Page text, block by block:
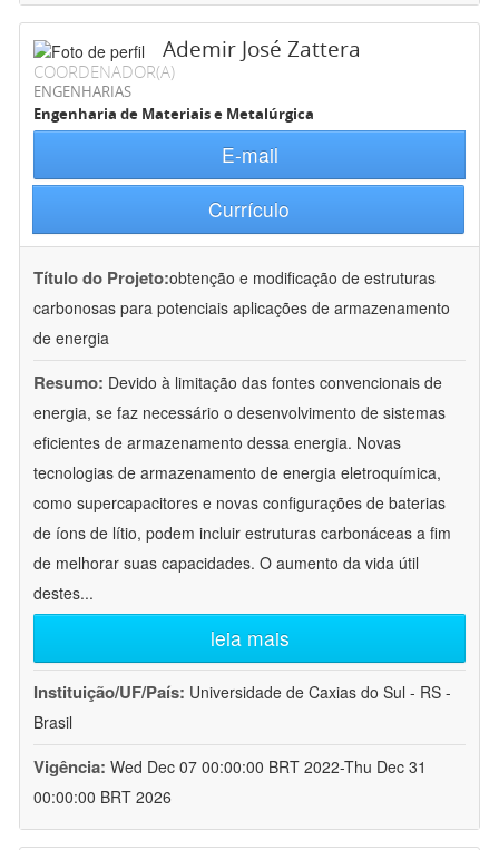
Ademir José Zattera
COORDENADOR(A)
ENGENHARIAS
Engenharia de Materiais e Metalúrgica
E-mail
Currículo
Título do Projeto:obtenção e modificação de estruturas
carbonosas para potenciais aplicações de armazenamento
de energia
Resumo: Devido à limitação das fontes convencionais de
energia, se faz necessário o desenvolvimento de sistemas
eficientes de armazenamento dessa energia. Novas
tecnologias de armazenamento de energia eletroquímica,
como supercapacitores e novas configurações de baterias
de íons de lítio, podem incluir estruturas carbonáceas a fim
de melhorar suas capacidades. O aumento da vida útil
destes...
leia mais
Instituição/UF/País: Universidade de Caxias do Sul - RS -
Brasil
Vigência: Wed Dec 07 00:00:00 BRT 2022-Thu Dec 31
00:00:00 BRT 2026